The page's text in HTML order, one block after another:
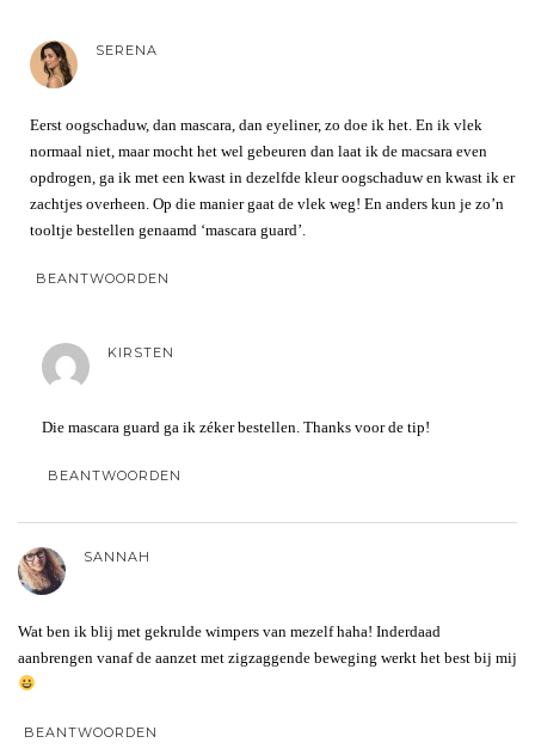
SERENA
Eerst oogschaduw, dan mascara, dan eyeliner, zo doe ik het. En ik vlek
normaal niet, maar mocht het wel gebeuren dan laat ik de macsara even
opdrogen, ga ik met een kwast in dezelfde kleur oogschaduw en kwast ik er
zachtjes overheen. Op die manier gaat de vlek weg! En anders kun je zo’n
tooltje bestellen genaamd ‘mascara guard’.
BEANTWOORDEN
KIRSTEN
Die mascara guard ga ik zéker bestellen. Thanks voor de tip!
BEANTWOORDEN
SANNAH
Wat ben ik blij met gekrulde wimpers van mezelf haha! Inderdaad
aanbrengen vanaf de aanzet met zigzaggende beweging werkt het best bij mij
BEANTWOORDEN